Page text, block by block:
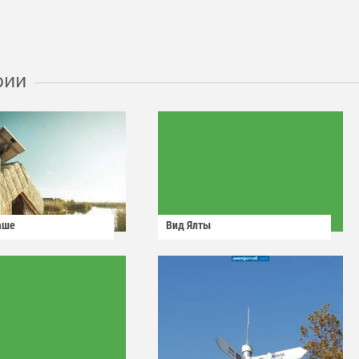
Вид Ялты